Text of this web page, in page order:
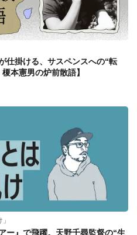
仕掛ける、サスペンスへの“転
本憲男の炉前散語】
ー』で飛躍。天野千尋監督の“生